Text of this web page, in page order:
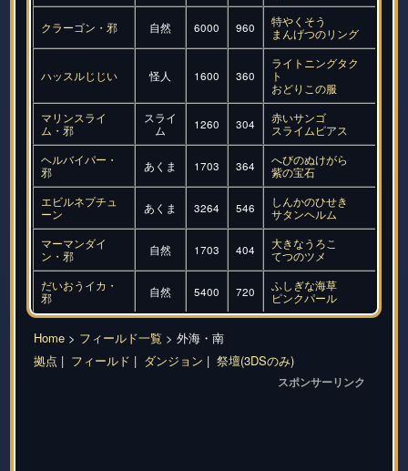
クラーゴン・邪 自然 6000 960
特やくそう
まんげつのリング
ハッスルじじい 怪人 1600 360
ライトニングタク
ト
おどりこの服
マリンスライ
ム・邪
スライ
ム
1260 304
赤いサンゴ
スライムピアス
ヘルバイパー・
邪
あくま 1703 364
へびのぬけがら
紫の宝石
エビルネプチュ
ーン
あくま 3264 546
しんかのひせき
サタンヘルム
マーマンダイ
ン・邪
自然 1703 404
大きなうろこ
てつのツメ
だいおうイカ・
邪
自然 5400 720
ふしぎな海草
ピンクパール
Home > フィールド一覧 > 外海・南
拠点 | フィールド | ダンジョン | 祭壇(3DSのみ)
スポンサーリンク